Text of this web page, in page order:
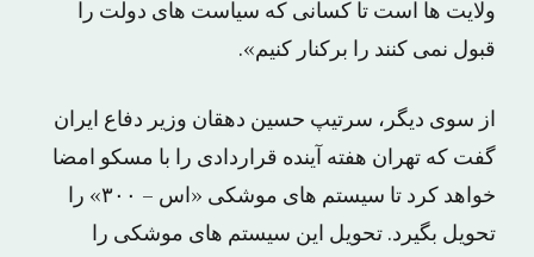
ولایت ها است تا کسانی که سیاست های دولت را
قبول نمی کنند را برکنار کنیم».
از سوی دیگر، سرتیپ حسین دهقان وزیر دفاع ایران
گفت که تهران هفته آینده قراردادی را با مسکو امضا
خواهد کرد تا سیستم های موشکی «اس – ۳۰۰» را
تحویل بگیرد. تحویل این سیستم های موشکی را